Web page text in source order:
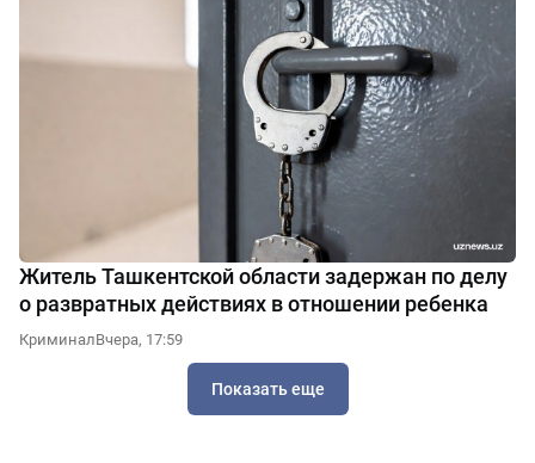
Житель Ташкентской области задержан по делу
о развратных действиях в отношении ребенка
КриминалВчера, 17:59
Показать еще